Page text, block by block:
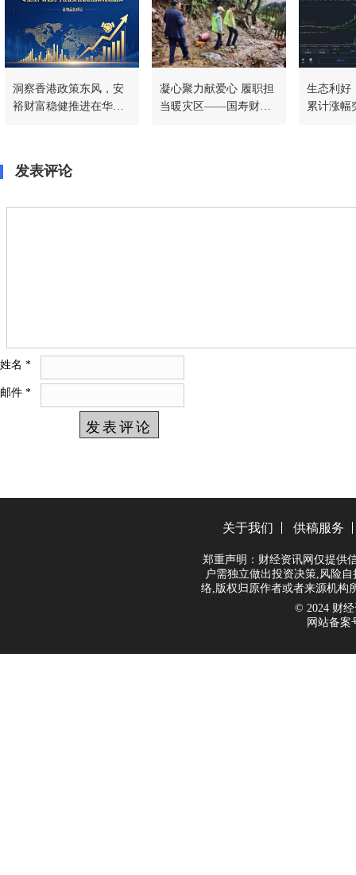
洞察香港政策东风，安
裕财富稳健推进在华战
凝心聚力献爱心 履职担
当暖灾区——国寿财险
生态利好
累计涨幅
发表评论
姓名 *
邮件 *
关于我们 供稿服务
郑重声明：财经资讯网仅提供
户需独立做出投资决策,风险
络,版权归原作者或者来源机构
© 2024 财经
网站备案